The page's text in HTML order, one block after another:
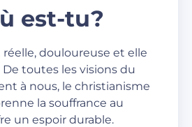
est-tu?
réelle, douloureuse et elle
toutes les visions du
à nous, le christianisme
la souffrance au
un espoir durable.